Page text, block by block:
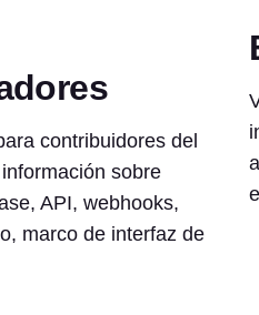
contribuidores del
sobre
API, webhooks,
marco de interfaz de